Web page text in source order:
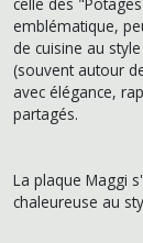
emblématique,
de cuisine au
(souvent autour
avec élégance,
partagés.
La plaque Maggi
chaleureuse au